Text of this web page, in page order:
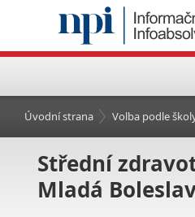
Úvodní strana Volba podle
Střední
Mladá